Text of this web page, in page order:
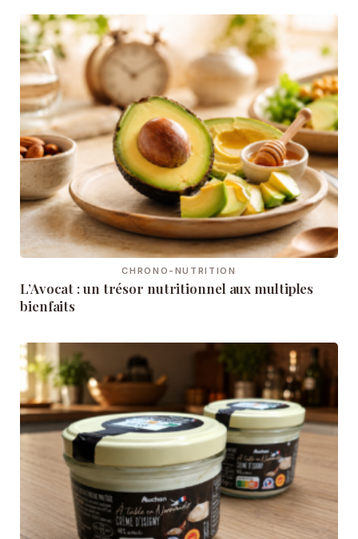
CHRONO-NUTRITION
L’Avocat : un trésor nutritionnel aux multiples
bienfaits